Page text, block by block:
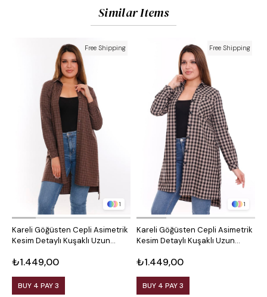
Similar Items
1
Kareli Göğüsten Cepli Asimetrik
Kesim Detaylı Kuşaklı Uzun
₺1.449,00
BUY 4 PAY 3
Free Shipping
1
Kareli Göğüsten Cepli Asimetrik
Kesim Detaylı Kuşaklı Uzun
₺1.449,00
BUY 4 PAY 3
Free Shipping